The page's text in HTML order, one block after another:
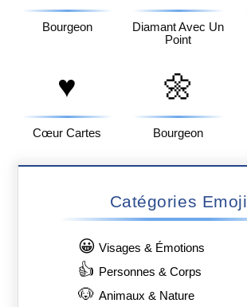
Bourgeon
Diamant Avec Un
Point
♥️
Cœur Cartes
🌼
Bourgeon
Catégories Emoji
😀 Visages & Émotions
👍 Personnes & Corps
🐶 Animaux & Nature